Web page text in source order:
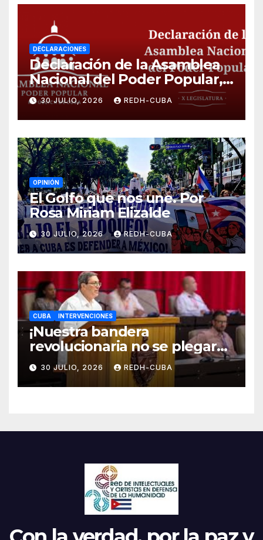
DECLARACIONES
Declaración de la Asamblea
Nacional del Poder Popular,
¡Cesen el cerco energético y
el castigo colectivo al pueblo
cubano!
30 JULIO, 2026 REDH-CUBA
OPINIÓN
El Golfo que nos une. Por
Rosa Miriam Elizalde
30 JULIO, 2026 REDH-CUBA
CUBA INTERVENCIONES
¡Nuestra bandera
revolucionaria no se plegará
jamás! Por Bruno Rodríguez
Parrilla
30 JULIO, 2026 REDH-CUBA